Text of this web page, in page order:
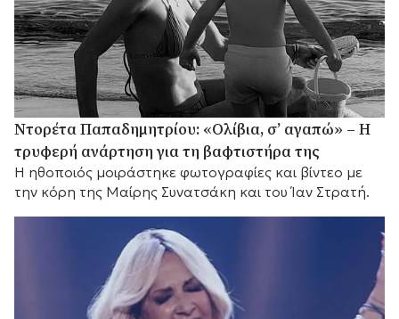
Ντορέτα Παπαδημητρίου: «Ολίβια, σ’ αγαπώ» – Η
τρυφερή ανάρτηση για τη βαφτιστήρα της
Η ηθοποιός μοιράστηκε φωτογραφίες και βίντεο με
την κόρη της Μαίρης Συνατσάκη και του Ίαν Στρατή.